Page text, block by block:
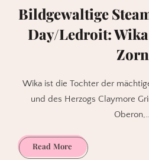
Bildgewaltige
Day/Ledroit:
Zorn
Wika ist die Tochter der
und des Herzogs Claymore
Read MoreBildgewaltige